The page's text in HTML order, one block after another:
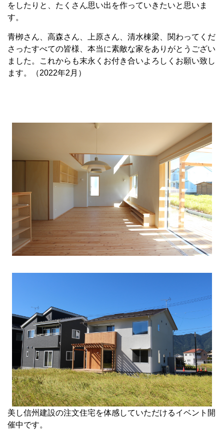
をしたりと、たくさん思い出を作っていきたいと思いま
す。
青栁さん、高森さん、上原さん、清水棟梁、関わってくだ
さったすべての皆様、本当に素敵な家をありがとうござい
ました。これからも末永くお付き合いよろしくお願い致し
ます。（2022年2月）
美し信州建設の注文住宅を体感していただけるイベント開
催中です。